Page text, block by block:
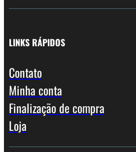
LINKS RÁPIDOS
Contato
Minha conta
Finalização de compra
Loja